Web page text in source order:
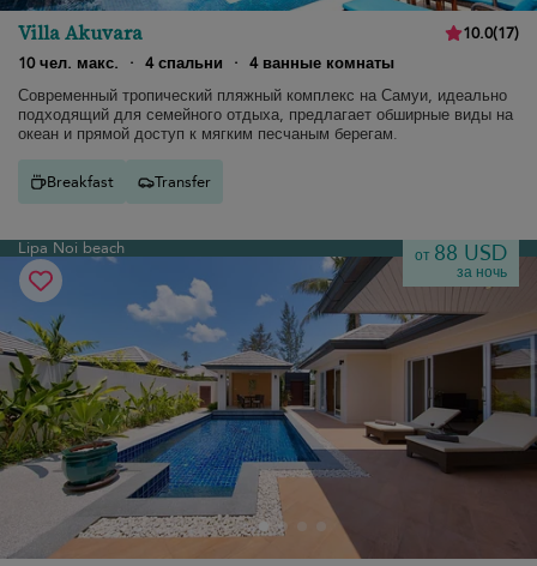
Villa Akuvara 10.0(17)
10 чел. макс.
· 4 спальни · 4 ванные комнаты
Современный тропический пляжный комплекс на Самуи, идеально
подходящий для семейного отдыха, предлагает обширные виды на
океан и прямой доступ к мягким песчаным берегам.
Breakfast Transfer
Lipa Noi beach от 88 USD
за ночь